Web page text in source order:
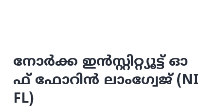
നോർക്ക ഇൻസ്റ്റിറ്റ്യൂട്ട് ഓ
ഫ് ഫോറിൻ ലാംഗ്വേജ് (NI
FL)